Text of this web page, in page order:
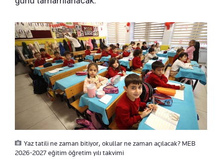
Yaz tatili ne zaman bitiyor, okullar ne zaman açılacak? MEB
2026-2027 eğitim öğretim yılı takvimi